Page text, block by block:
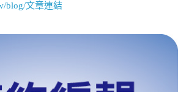
blog/文章連結